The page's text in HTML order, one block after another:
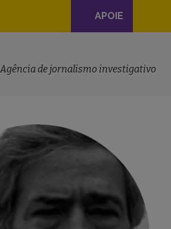
Navegação
principal
APOIE
Agência de jornalismo investigativo